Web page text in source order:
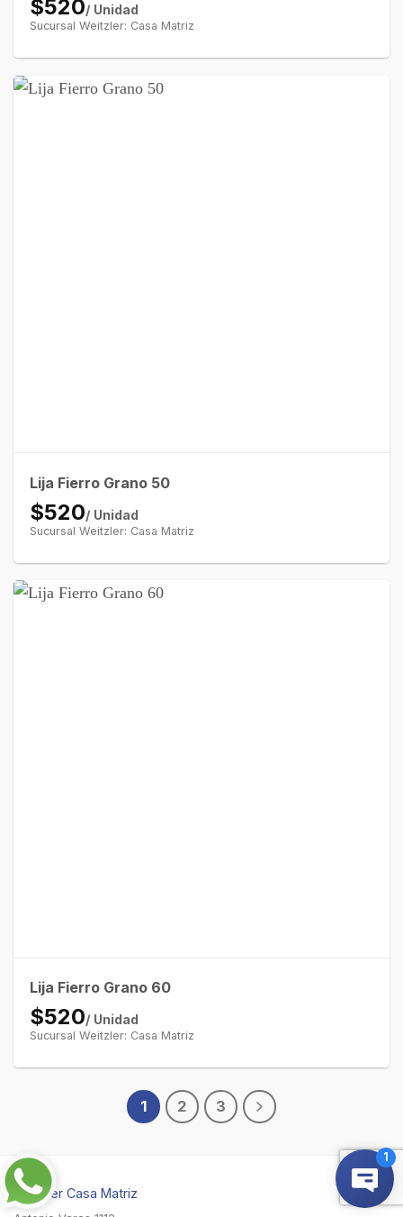
$520/ Unidad
Sucursal Weitzler: Casa Matriz
Lija Fierro Grano 50
$520/ Unidad
Sucursal Weitzler: Casa Matriz
Lija Fierro Grano 60
$520/ Unidad
Sucursal Weitzler: Casa Matriz
1 2 3
Weitzler Casa Matriz